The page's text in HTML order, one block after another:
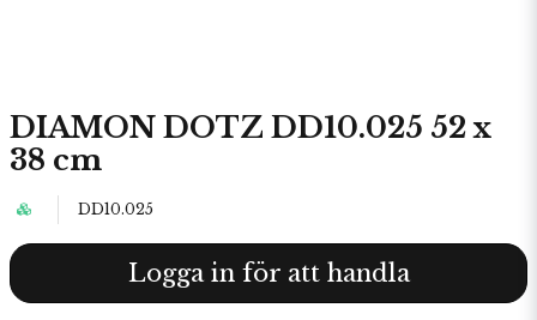
DIAMON DOTZ DD10.025 52 x
38 cm
DD10.025
Logga in för att handla